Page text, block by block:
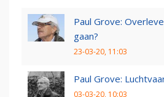
Paul Grove:
gaan?
23-03-20, 11:03
Paul Grove:
03-03-20, 10:03